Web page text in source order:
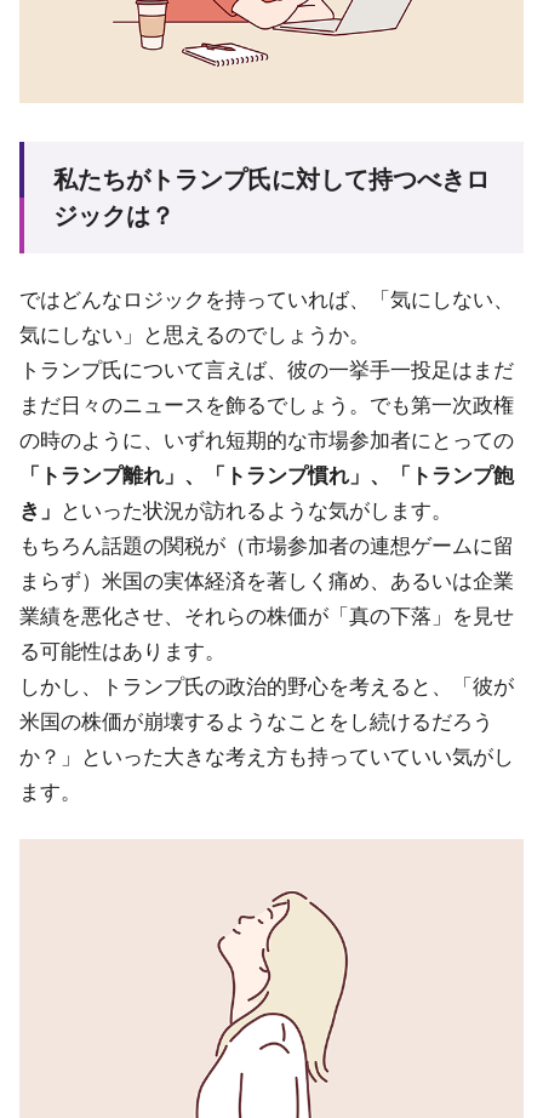
私たちがトランプ氏に対して持つべきロ
ジックは？
ではどんなロジックを持っていれば、「気にしない、
気にしない」と思えるのでしょうか。
トランプ氏について言えば、彼の一挙手一投足はまだ
まだ日々のニュースを飾るでしょう。でも第一次政権
の時のように、いずれ短期的な市場参加者にとっての
「トランプ離れ」、「トランプ慣れ」、「トランプ飽
き」
といった状況が訪れるような気がします。
もちろん話題の関税が（市場参加者の連想ゲームに留
まらず）米国の実体経済を著しく痛め、あるいは企業
業績を悪化させ、それらの株価が「真の下落」を見せ
る可能性はあります。
しかし、トランプ氏の政治的野心を考えると、「彼が
米国の株価が崩壊するようなことをし続けるだろう
か？」といった大きな考え方も持っていていい気がし
ます。